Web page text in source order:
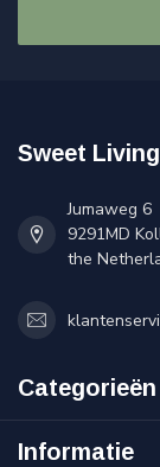
Sweet
Jumaweg 6
9291MD
the
Categorieën
Informatie